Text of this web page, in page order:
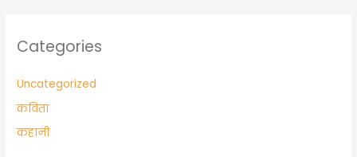
Categories
Uncategorized
कविता
कहानी